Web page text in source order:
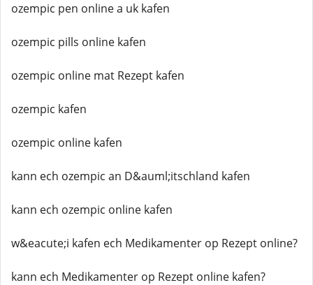
ozempic pen online a uk kafen
ozempic pills online kafen
ozempic online mat Rezept kafen
ozempic kafen
ozempic online kafen
kann ech ozempic an D&auml;itschland kafen
kann ech ozempic online kafen
w&eacute;i kafen ech Medikamenter op Rezept online?
kann ech Medikamenter op Rezept online kafen?